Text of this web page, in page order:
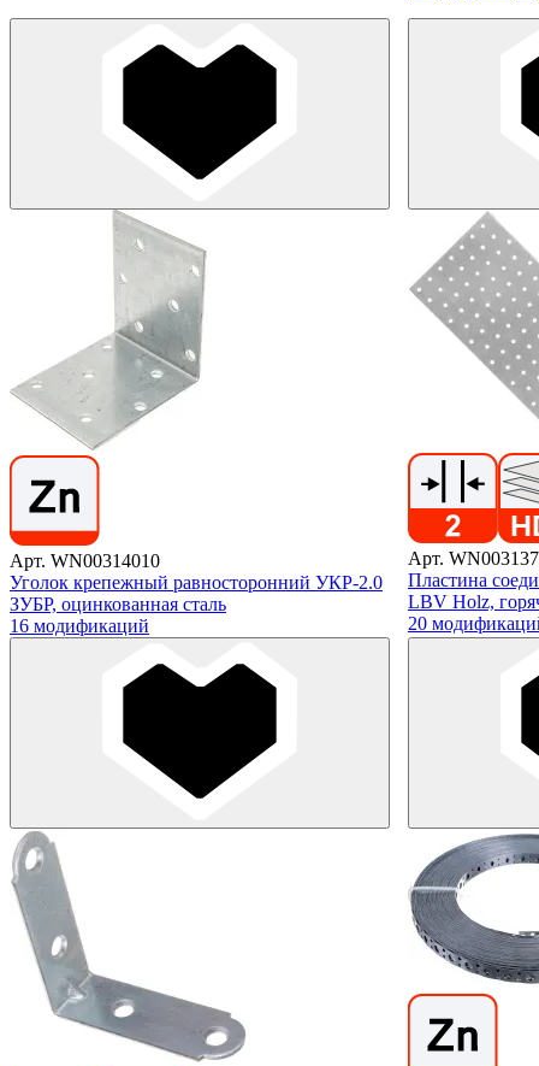
Арт. WN00314010
Уголок крепежный равносторонний УКР-2.0
ЗУБР, оцинкованная сталь
16 модификаций
Арт.
Пластина
LBV Holz,
20